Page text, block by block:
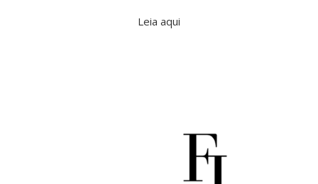
Leia aqui